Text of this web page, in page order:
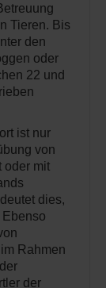
Tieren. Bis
den
oder
22 und
ist nur
von
oder mit
dies,
Rahmen
der